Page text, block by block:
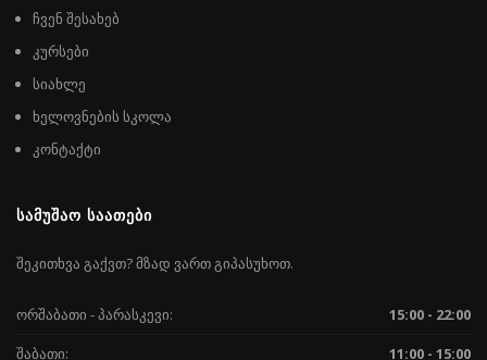
ჩვენ შესახებ
კურსები
სიახლე
ხელოვნების სკოლა
კონტაქტი
ᲡᲐᲛᲣᲨᲐᲝ ᲡᲐᲐᲗᲔᲑᲘ
შეკითხვა გაქვთ? მზად ვართ გიპასუხოთ.
ორშაბათი - პარასკევი:
15:00 - 22:00
შაბათი:
11:00 - 15:00